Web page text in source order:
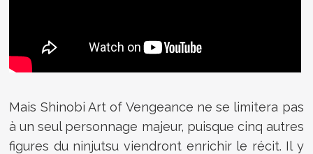
Mais Shinobi Art of Vengeance ne se limitera pas
à un seul personnage majeur, puisque cinq autres
figures du ninjutsu viendront enrichir le récit. Il y